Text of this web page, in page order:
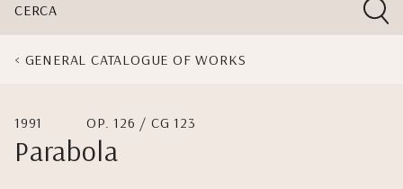
CERCA
GENERAL CATALOGUE OF WORKS
1991 OP. 126 / CG 123
Parabola